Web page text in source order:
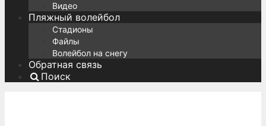
Видео
Пляжный волейбол
Стадионы
Файлы
Волейбол на снегу
Обратная связь
Поиск